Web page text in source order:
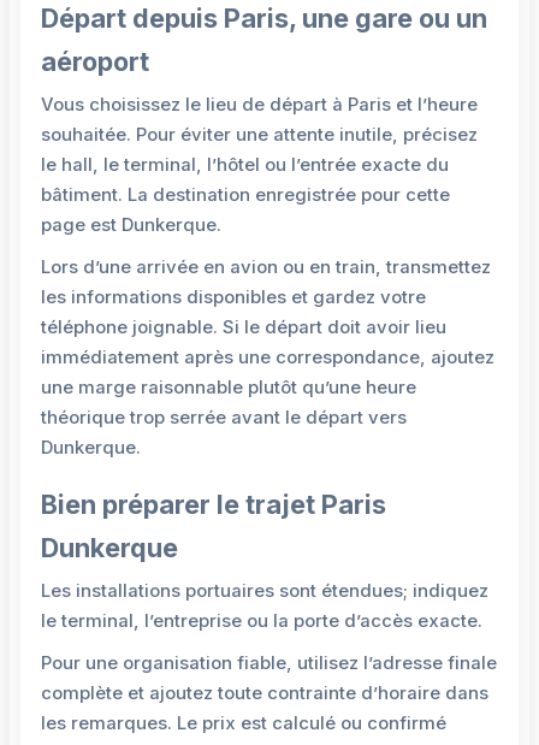
Départ depuis Paris, une gare ou un
aéroport
Vous choisissez le lieu de départ à Paris et l’heure
souhaitée. Pour éviter une attente inutile, précisez
le hall, le terminal, l’hôtel ou l’entrée exacte du
bâtiment. La destination enregistrée pour cette
page est Dunkerque.
Lors d’une arrivée en avion ou en train, transmettez
les informations disponibles et gardez votre
téléphone joignable. Si le départ doit avoir lieu
immédiatement après une correspondance, ajoutez
une marge raisonnable plutôt qu’une heure
théorique trop serrée avant le départ vers
Dunkerque.
Bien préparer le trajet Paris
Dunkerque
Les installations portuaires sont étendues; indiquez
le terminal, l’entreprise ou la porte d’accès exacte.
Pour une organisation fiable, utilisez l’adresse finale
complète et ajoutez toute contrainte d’horaire dans
les remarques. Le prix est calculé ou confirmé